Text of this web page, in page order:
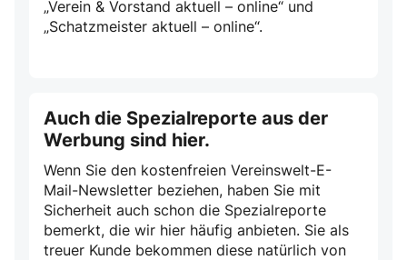
„Verein & Vorstand aktuell – online“ und
„Schatzmeister aktuell – online“.
Auch die Spezialreporte aus der
Werbung sind hier.
Wenn Sie den kostenfreien Vereinswelt-E-
Mail-Newsletter beziehen, haben Sie mit
Sicherheit auch schon die Spezialreporte
bemerkt, die wir hier häufig anbieten. Sie als
treuer Kunde bekommen diese natürlich von